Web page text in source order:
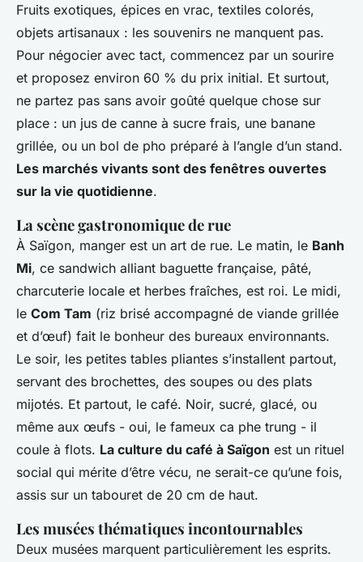
Fruits exotiques, épices en vrac, textiles colorés,
objets artisanaux : les souvenirs ne manquent pas.
Pour négocier avec tact, commencez par un sourire
et proposez environ 60 % du prix initial. Et surtout,
ne partez pas sans avoir goûté quelque chose sur
place : un jus de canne à sucre frais, une banane
grillée, ou un bol de pho préparé à l’angle d’un stand.
Les marchés vivants sont des fenêtres ouvertes
sur la vie quotidienne.
La scène gastronomique de rue
À Saïgon, manger est un art de rue. Le matin, le Banh
Mi, ce sandwich alliant baguette française, pâté,
charcuterie locale et herbes fraîches, est roi. Le midi,
le Com Tam (riz brisé accompagné de viande grillée
et d’œuf) fait le bonheur des bureaux environnants.
Le soir, les petites tables pliantes s’installent partout,
servant des brochettes, des soupes ou des plats
mijotés. Et partout, le café. Noir, sucré, glacé, ou
même aux œufs - oui, le fameux ca phe trung - il
coule à flots. La culture du café à Saïgon est un rituel
social qui mérite d’être vécu, ne serait-ce qu’une fois,
assis sur un tabouret de 20 cm de haut.
Les musées thématiques incontournables
Deux musées marquent particulièrement les esprits.